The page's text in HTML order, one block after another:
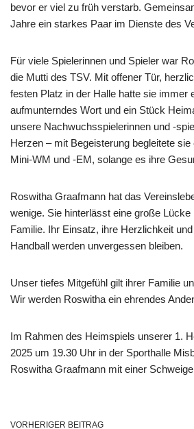
bevor er viel zu früh verstarb.
Jahre ein starkes Paar im Dienste des
Für viele Spielerinnen und Spieler war
die Mutti des TSV. Mit offener Tür,
festen Platz in der Halle hatte sie immer
aufmunterndes Wort und ein Stück
unsere Nachwuchsspielerinnen und -
Herzen – mit Begeisterung begleitete
Mini-WM und -EM, solange es ihre
Roswitha Graafmann hat das
wenige. Sie hinterlässt eine große Lücke
Familie. Ihr Einsatz, ihre Herzlichkeit
Handball werden unvergessen bleiben.
Unser tiefes Mitgefühl gilt ihrer Familie
Wir werden Roswitha ein ehrendes
Im Rahmen des Heimspiels unserer 1.
2025 um 19.30 Uhr in der Sporthalle
Roswitha Graafmann mit einer
VORHERIGER BEITRAG